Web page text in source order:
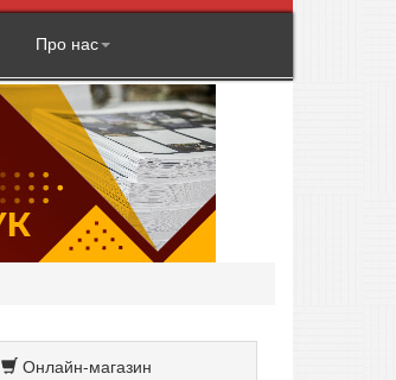
Про нас
Онлайн-магазин